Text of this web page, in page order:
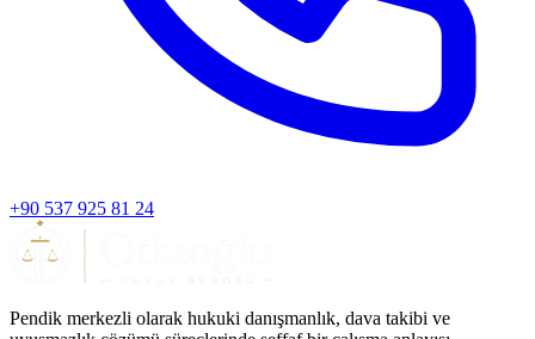
+90 537 925 81 24
Pendik merkezli olarak hukuki danışmanlık, dava takibi ve